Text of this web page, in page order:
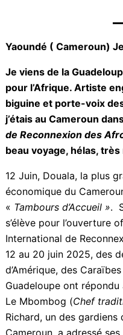
Yaoundé ( Cameroun)
Je viens de la
pour l’Afrique. Artiste
biguine et porte-voix
caribéennes, j’étais au
du 2èmeCongrès de
Afrodescendants.
12 Juin, Douala, la plus
économique du
«Tambours d’Accueil » .
s’élève pour l’ouverture
International de
Du 12 au 20 juin 2025,
d’Afrique, d’Amérique,
particulièrement de la
rendez-vous mémoriel.
traditionnel)Badjang